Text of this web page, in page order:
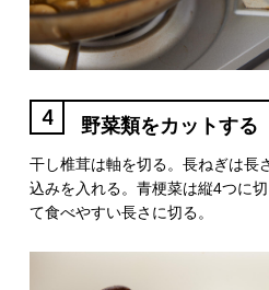
4 野菜類をカットする
干し椎茸は軸を切る。長ねぎは長
込みを入れる。青梗菜は縦4つに
て食べやすい長さに切る。